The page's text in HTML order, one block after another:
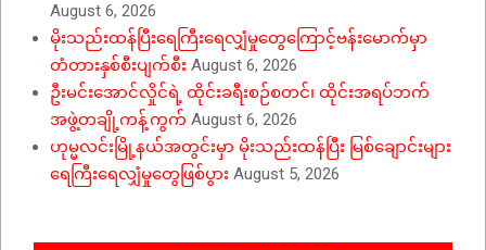
August 6, 2026
မိုးသည်းထန်ပြီးရေကြီးရေလျှံမှုတွေကြောင့်ဗန်းမောက်မှာ
တံတားနှစ်စီးပျက်စီး August 6, 2026
ဦးမင်းအောင်လှိုင်ရဲ့ ထိုင်းခရီးစဉ်စတင်၊ ထိုင်းအရပ်ဘက်
အဖွဲ့တချို့ကန့်ကွက် August 6, 2026
ဟုမ္မလင်းမြို့နယ်အတွင်းမှာ မိုးသည်းထန်ပြီး မြစ်ချောင်းများ
ရေကြီးရေလျှံမှုတွေဖြစ်ပွား August 5, 2026